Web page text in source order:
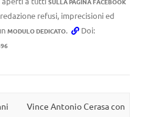
refusi, imprecisioni ed
MODULO DEDICATO. Doi:
Vince Antonio Cerasa con